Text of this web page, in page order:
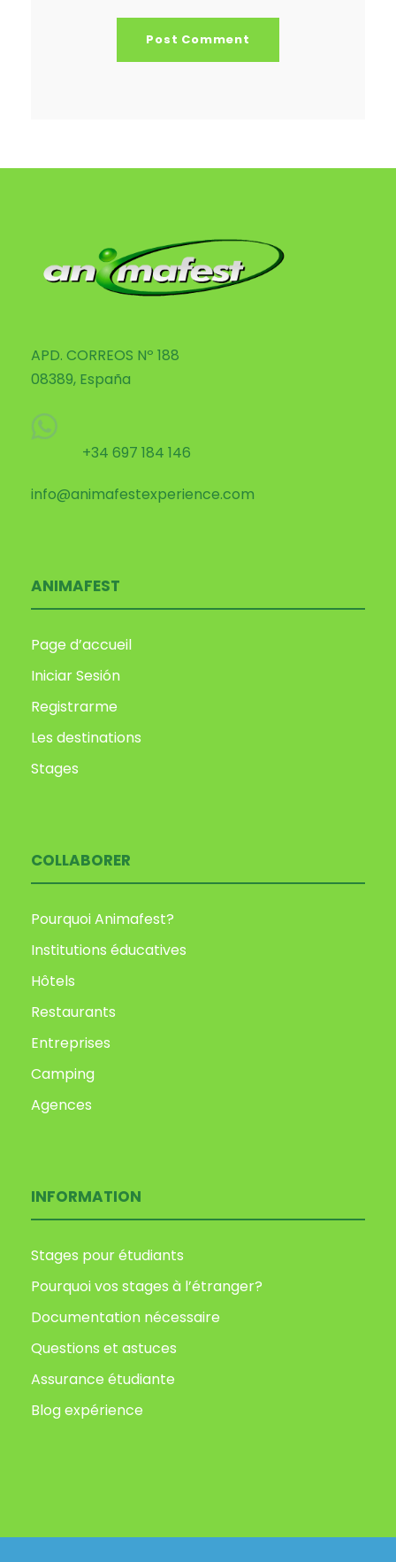
APD. CORREOS Nº 188
08389, España
+34 697 184 146
info@animafestexperience.com
ANIMAFEST
Page d’accueil
Iniciar Sesión
Registrarme
Les destinations
Stages
COLLABORER
Pourquoi Animafest?
Institutions éducatives
Hôtels
Restaurants
Entreprises
Camping
Agences
INFORMATION
Stages pour étudiants
Pourquoi vos stages à l’étranger?
Documentation nécessaire
Questions et astuces
Assurance étudiante
Blog expérience